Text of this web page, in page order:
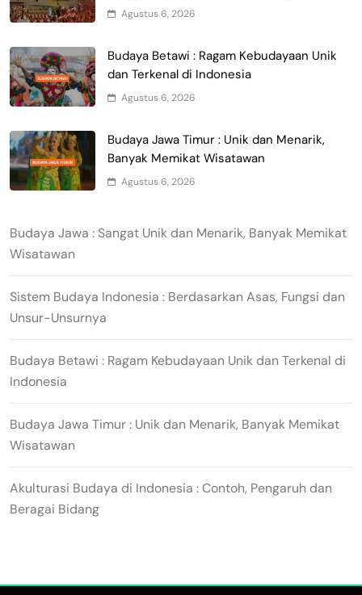
Agustus 6, 2026
Budaya Betawi : Ragam Kebudayaan Unik
dan Terkenal di Indonesia
Agustus 6, 2026
Budaya Jawa Timur : Unik dan Menarik,
Banyak Memikat Wisatawan
Agustus 6, 2026
Budaya Jawa : Sangat Unik dan Menarik, Banyak Memikat
Wisatawan
Sistem Budaya Indonesia : Berdasarkan Asas, Fungsi dan
Unsur-Unsurnya
Budaya Betawi : Ragam Kebudayaan Unik dan Terkenal di
Indonesia
Budaya Jawa Timur : Unik dan Menarik, Banyak Memikat
Wisatawan
Akulturasi Budaya di Indonesia : Contoh, Pengaruh dan
Beragai Bidang